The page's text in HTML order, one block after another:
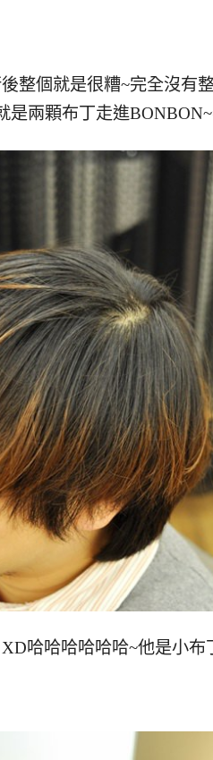
整個就是很糟~完全沒有
是兩顆布丁走進
哈哈哈哈哈哈~他是小布